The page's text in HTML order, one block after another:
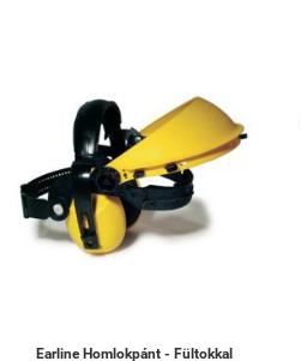
Earline Homlokpánt - Fültokkal